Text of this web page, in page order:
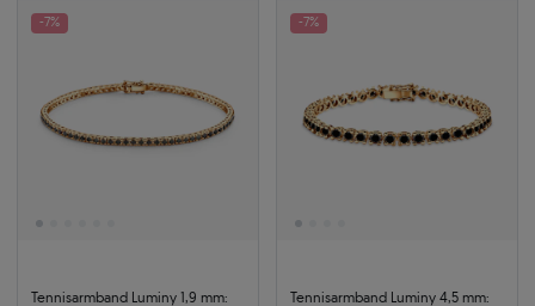
-7%
Tennisarmband Luminy 1,9 mm:
-7%
Tennisarmband Luminy 4,5 mm: